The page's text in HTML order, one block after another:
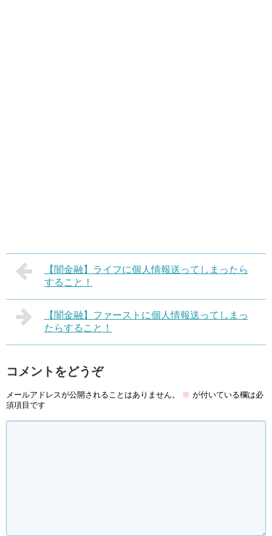
【闇金融】ライフに個人情報送ってしまったら
すること！
【闇金融】ファーストに個人情報送ってしまっ
たらすること！
コメントをどうぞ
メールアドレスが公開されることはありません。 ※ が付いている欄は必
須項目です